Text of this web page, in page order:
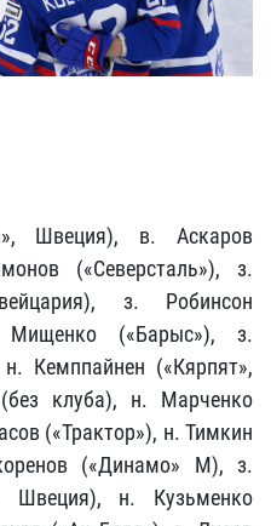
Швеция), в. Аскаров
(«Северсталь»), з.
з. Робинсон
Мищенко («Барыс»), з.
Кемппайнен («Кярпят»,
клуба), н. Марченко
(«Трактор»), н. Тимкин
(«Динамо» М), з.
Швеция), н. Кузьменко